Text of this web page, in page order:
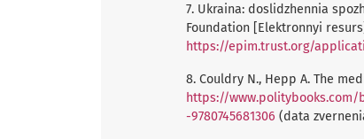
7. Ukraina: doslidzhennia
Foundation [Elektronnyi
https://epim.trust.org/
8. Couldry N., Hepp A. The
https://
-9780745681306 (data